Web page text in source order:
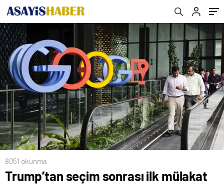
8051 okunma
Trump’tan seçim sonrası ilk mülakat